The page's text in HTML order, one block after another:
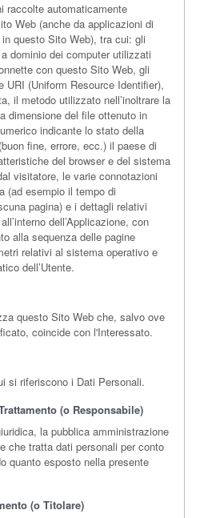
raccolte automaticamente
Web (anche da applicazioni di
questo Sito Web), tra cui: gli
dominio dei computer utilizzati
con questo Sito Web, gli
URI (Uniform Resource Identifier),
il metodo utilizzato nell’inoltrare la
dimensione del file ottenuto in
indicante lo stato della
fine, errore, ecc.) il paese di
del browser e del sistema
visitatore, le varie connotazioni
(ad esempio il tempo di
pagina) e i dettagli relativi
dell’Applicazione, con
alla sequenza delle pagine
relativi al sistema operativo e
dell’Utente.
questo Sito Web che, salvo ove
coincide con l'Interessato.
si riferiscono i Dati Personali.
(o Responsabile)
la pubblica amministrazione
che tratta dati personali per conto
quanto esposto nella presente
(o Titolare)